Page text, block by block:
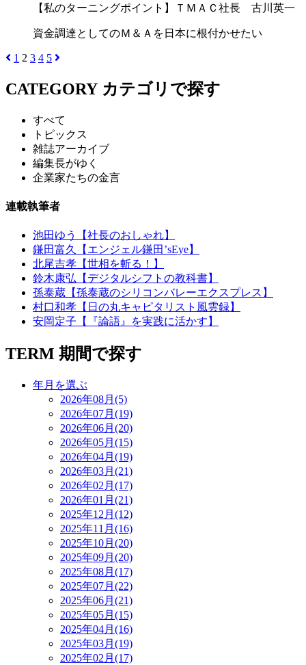
【私のターニングポイント】ＴＭＡＣ社長 古川英一
資金調達としてのＭ＆Ａを日本に根付かせたい
1 2 3 4 5
CATEGORY カテゴリで探す
すべて
トピックス
雑誌アーカイブ
編集長がゆく
企業家たちの金言
連載執筆者
池田ゆう【社長のおしゃれ】
鎌田富久【エンジェル鎌田’sEye】
北尾吉孝【世相を斬る！】
鈴木康弘【デジタルシフトの教科書】
孫泰蔵【孫泰蔵のシリコンバレーエクスプレス】
村口和孝【日の丸キャピタリスト風雲録】
安岡定子【『論語』を実践に活かす】
TERM 期間で探す
年月を選ぶ
2026年08月(5)
2026年07月(19)
2026年06月(20)
2026年05月(15)
2026年04月(19)
2026年03月(21)
2026年02月(17)
2026年01月(21)
2025年12月(12)
2025年11月(16)
2025年10月(20)
2025年09月(20)
2025年08月(17)
2025年07月(22)
2025年06月(21)
2025年05月(15)
2025年04月(16)
2025年03月(19)
2025年02月(17)